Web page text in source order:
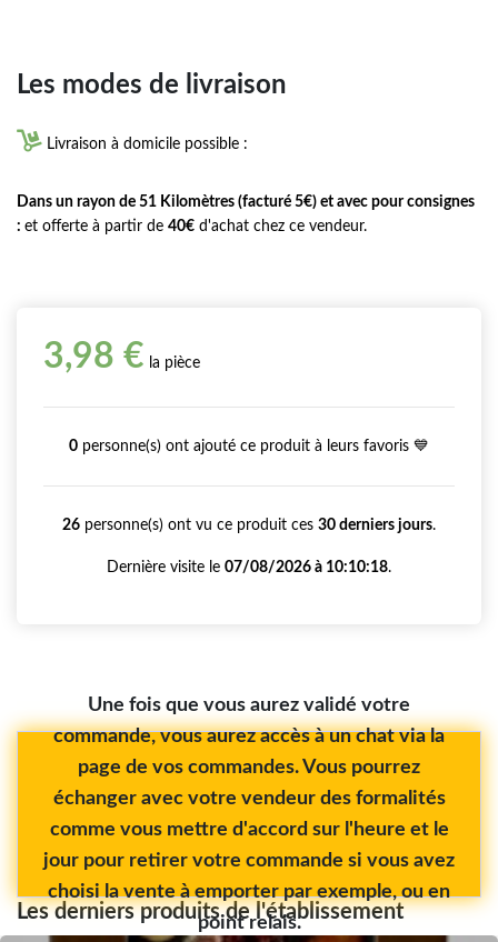
Les modes de livraison
 Livraison à domicile possible :
Dans un rayon de 51 Kilomètres (facturé 5€) et avec pour consignes
: et offerte à partir de 40€ d'achat chez ce vendeur.
3,98 € la pièce
0 personne(s) ont ajouté ce produit à leurs favoris 💙
26 personne(s) ont vu ce produit ces 30 derniers jours.
Dernière visite le 07/08/2026 à 10:10:18.
Une fois que vous aurez validé votre
commande, vous aurez accès à un chat via la
page de vos commandes. Vous pourrez
échanger avec votre vendeur des formalités
comme vous mettre d'accord sur l'heure et le
jour pour retirer votre commande si vous avez
choisi la vente à emporter par exemple, ou en
point relais.
Les derniers produits de l'établissement